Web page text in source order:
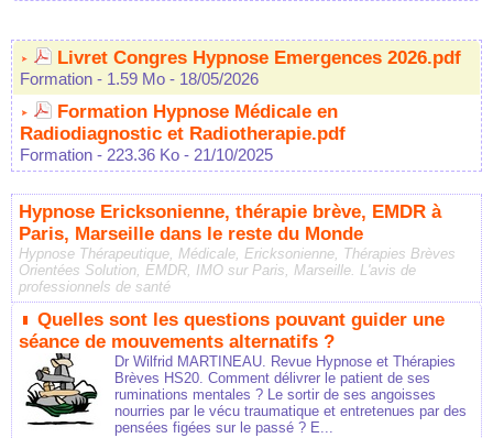
Livret Congres Hypnose Emergences 2026.pdf
Formation - 1.59 Mo - 18/05/2026
Formation Hypnose Médicale en
Radiodiagnostic et Radiotherapie.pdf
Formation - 223.36 Ko - 21/10/2025
Hypnose Ericksonienne, thérapie brève, EMDR à
Paris, Marseille dans le reste du Monde
Hypnose Thérapeutique, Médicale, Ericksonienne, Thérapies Brèves
Orientées Solution, EMDR, IMO sur Paris, Marseille. L'avis de
professionnels de santé
Quelles sont les questions pouvant guider une
séance de mouvements alternatifs ?
Dr Wilfrid MARTINEAU. Revue Hypnose et Thérapies
Brèves HS20. Comment délivrer le patient de ses
ruminations mentales ? Le sortir de ses angoisses
nourries par le vécu traumatique et entretenues par des
pensées figées sur le passé ? E...